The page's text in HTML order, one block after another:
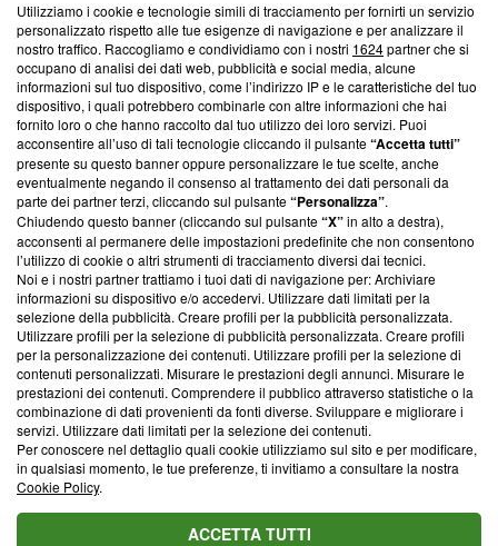
Questa sezione offre informazioni trasparenti su Blasting
News, sui nostri processi editoriali e su come ci impegniamo a
creare news di qualità. Inoltre, afferma la nostra aderenza a
‘Trust Project - News with Integrity’Blasting News non è
ancora membro del programma, ma ha richiesto di farne
parte; Trust Project non ha ancora effettuato una verifica di
conformità agli standard.
Su di noi
Team editoriale
Corporate
Redazione
Informativa Privacy
Cookie Policy
Blasting SA, IDI CHE-247.845.224, Via Carlo Frasca, 3 - 6900
Lugano (Svizzera) Tel:+39 0690258937
© 2026 Blasting News
Utilizziamo i cookie e tecnologie simili di tracciamento per fornirti un servizio
personalizzato rispetto alle tue esigenze di navigazione e per analizzare il
nostro traffico. Raccogliamo e condividiamo con i nostri 1624partner che si
occupano di analisi dei dati web, pubblicità e social media, alcune
informazioni sul tuo dispositivo, come l’indirizzo IP e le caratteristiche del tuo
dispositivo, i quali potrebbero combinarle con altre informazioni che hai
fornito loro o che hanno raccolto dal tuo utilizzo dei loro servizi. Puoi
acconsentire all’uso di tali tecnologie cliccando il pulsante“Accetta tutti”
presente su questo banner oppure personalizzare le tue scelte, anche
eventualmente negando il consenso al trattamento dei dati personali da
parte dei partner terzi, cliccando sul pulsante“Personalizza”.
Chiudendo questo banner (cliccando sul pulsante“X”in alto a destra),
acconsenti al permanere delle impostazioni predefinite che non consentono
l’utilizzo di cookie o altri strumenti di tracciamento diversi dai tecnici.
Noi e i nostri partner trattiamo i tuoi dati di navigazione per: Archiviare
informazioni su dispositivo e/o accedervi. Utilizzare dati limitati per la
selezione della pubblicità. Creare profili per la pubblicità personalizzata.
Utilizzare profili per la selezione di pubblicità personalizzata. Creare profili
per la personalizzazione dei contenuti. Utilizzare profili per la selezione di
contenuti personalizzati. Misurare le prestazioni degli annunci. Misurare le
prestazioni dei contenuti. Comprendere il pubblico attraverso statistiche o la
combinazione di dati provenienti da fonti diverse. Sviluppare e migliorare i
servizi. Utilizzare dati limitati per la selezione dei contenuti.
Per conoscere nel dettaglio quali cookie utilizziamo sul sito e per modificare,
in qualsiasi momento, le tue preferenze, ti invitiamo a consultare la nostra
Cookie Policy.
ACCETTA TUTTI